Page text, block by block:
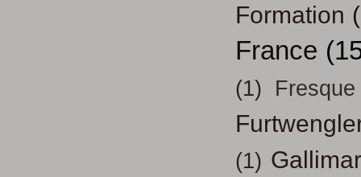
Formation
France
(1) Fresque
(1)